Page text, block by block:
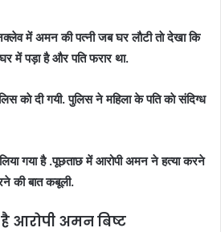
में अमन की पत्नी जब घर लाैटी ताे देखा कि
में पड़ा है और पति फरार था.
काे दी गयी. पुलिस ने महिला के पति काे संदिग्ध
गया है .पूछताछ में आरोपी अमन ने हत्या करने
की बात कबूली.
है आरोपी अमन बिष्ट